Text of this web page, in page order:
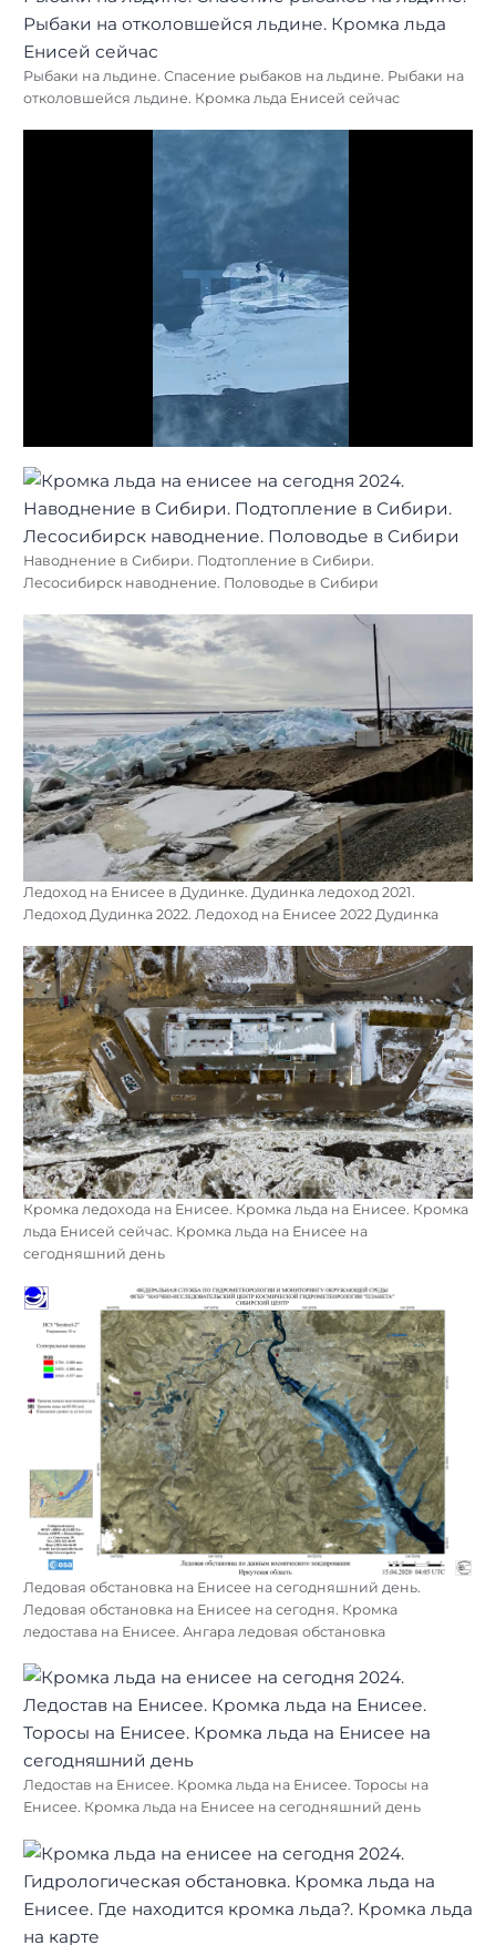
Рыбаки на льдине. Спасение рыбаков на льдине. Рыбаки на
отколовшейся льдине. Кромка льда Енисей сейчас
Наводнение в Сибири. Подтопление в Сибири.
Лесосибирск наводнение. Половодье в Сибири
Ледоход на Енисее в Дудинке. Дудинка ледоход 2021.
Ледоход Дудинка 2022. Ледоход на Енисее 2022 Дудинка
Кромка ледохода на Енисее. Кромка льда на Енисее. Кромка
льда Енисей сейчас. Кромка льда на Енисее на
сегодняшний день
Ледовая обстановка на Енисее на сегодняшний день.
Ледовая обстановка на Енисее на сегодня. Кромка
ледостава на Енисее. Ангара ледовая обстановка
Ледостав на Енисее. Кромка льда на Енисее. Торосы на
Енисее. Кромка льда на Енисее на сегодняшний день